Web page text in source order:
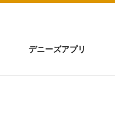
デニーズアプリ